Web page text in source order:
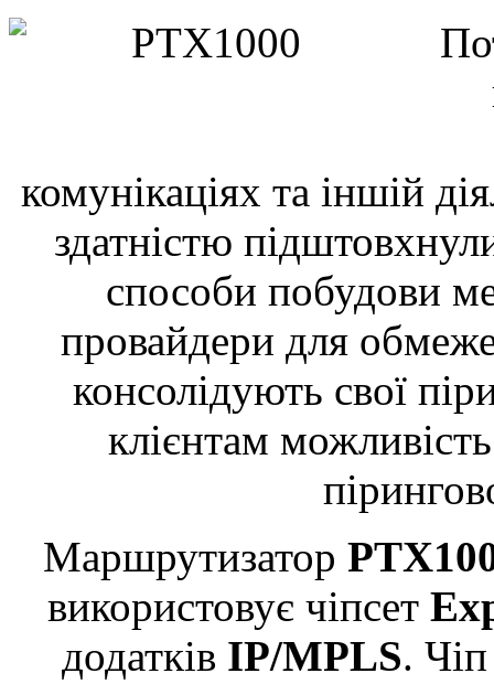
комунікаціях та іншій
здатністю
способи побудови
провайдери для
консолідують свої
клієнтам
Маршрутизатор
використовує чіпсет
додатків IP/MPLS.